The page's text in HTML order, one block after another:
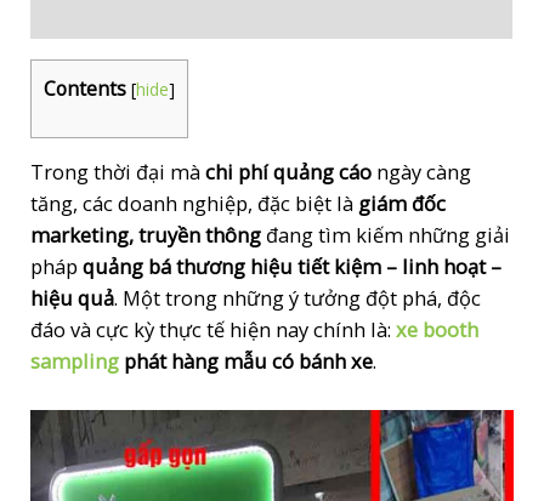
Contents [hide]
Trong thời đại màchi phí quảng cáo ngày càng
tăng, các doanh nghiệp, đặc biệt là giám đốc
marketing, truyền thông đang tìm kiếm những giải
phápquảng bá thương hiệu tiết kiệm – linh hoạt –
hiệu quả. Một trong những ý tưởng đột phá, độc
đáo và cực kỳ thực tế hiện nay chính là:xe booth
sampling phát hàng mẫu có bánh xe.